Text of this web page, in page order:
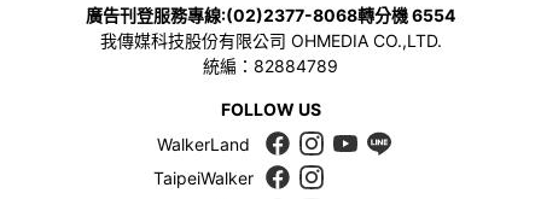
廣告刊登服務專線:(02)2377-8068轉分機 6554
我傳媒科技股份有限公司 OHMEDIA CO.,LTD.
統編：82884789
FOLLOW US
WalkerLand
TaipeiWalker